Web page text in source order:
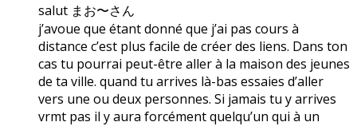
salut まお〜さん
j’avoue que étant donné que j’ai pas cours à
distance c’est plus facile de créer des liens. Dans ton
cas tu pourrai peut-être aller à la maison des jeunes
de ta ville. quand tu arrives là-bas essaies d’aller
vers une ou deux personnes. Si jamais tu y arrives
vrmt pas il y aura forcément quelqu’un qui à un